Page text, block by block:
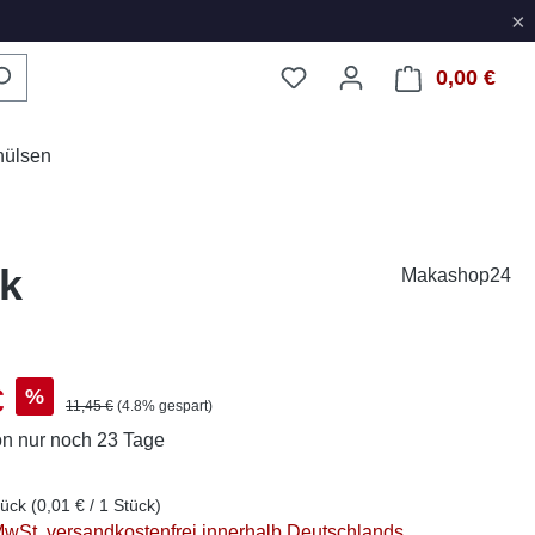
×
0,00 €
Makashop24
% Regulärer Preis:
11,45 € (4.8% gespart)
nur noch 23 Tage
(0,01 € / 1 Stück)